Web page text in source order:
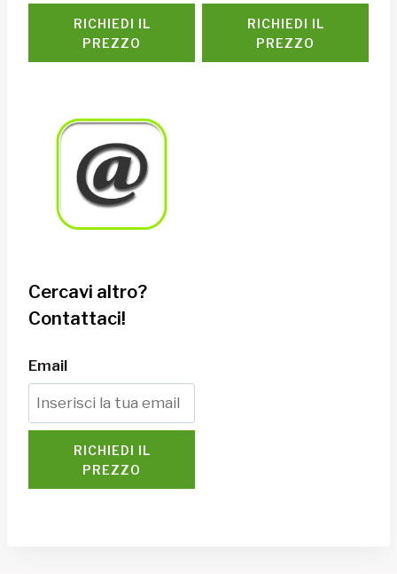
RICHIEDI IL
PREZZO
RICHIEDI IL
PREZZO
Cercavi altro?
Contattaci!
Email
RICHIEDI IL
PREZZO